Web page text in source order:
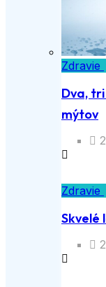
Zdravie
Dva,
mýtov
Zdravie
Skvelé